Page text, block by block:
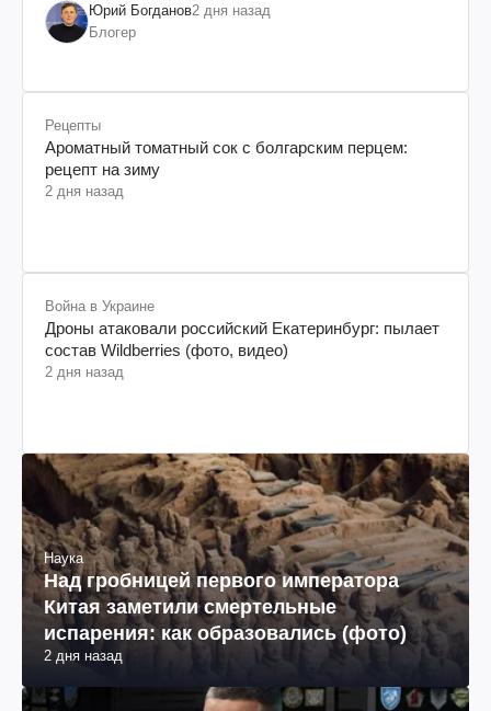
Юрий Богданов2 дня назад
Блогер
Рецепты
Ароматный томатный сок с болгарским перцем:
рецепт на зиму
2 дня назад
Война в Украине
Дроны атаковали российский Екатеринбург: пылает
состав Wildberries (фото, видео)
2 дня назад
Наука
Над гробницей первого императора
Китая заметили смертельные
испарения: как образовались (фото)
2 дня назад